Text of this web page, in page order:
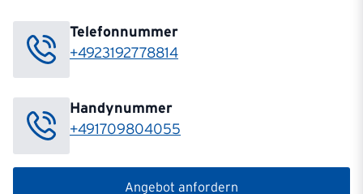
Telefonnummer
+4923192778814
Handynummer
+491709804055
Angebot anfordern